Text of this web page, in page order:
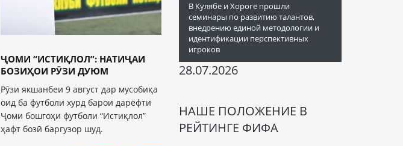
ҶОМИ “ИСТИҚЛОЛ”: НАТИҶАИ
БОЗИҲОИ РӮЗИ ДУЮМ
Рӯзи якшанбеи 9 август дар мусобиқа
оид ба футболи хурд барои дарёфти
Ҷоми бошгоҳи футболи “Истиқлол”
ҳафт бозӣ баргузор шуд.
В Кулябе и Хороге прошли
семинары по развитию талантов,
внедрению единой методологии и
идентификации перспективных
игроков
28.07.2026
НАШЕ ПОЛОЖЕНИЕ В
РЕЙТИНГЕ ФИФА